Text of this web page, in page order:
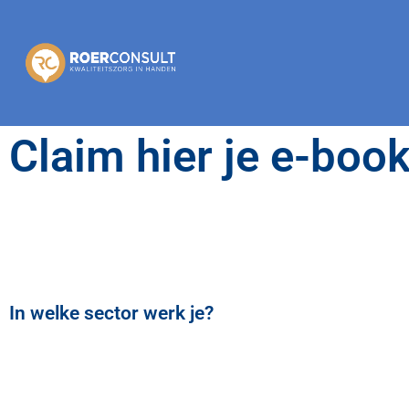
Claim hier je e-
In welke sector werk je?